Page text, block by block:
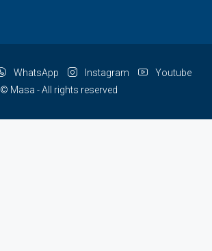
WhatsApp Instagram
Youtube
© Masa - All rights reserved